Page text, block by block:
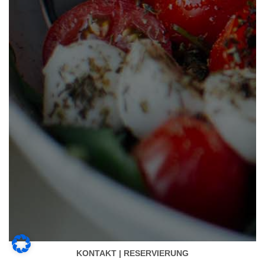
KONTAKT | RESERVIERUNG